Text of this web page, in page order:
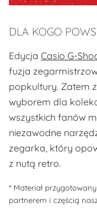
DLA KOGO
Edycja Casio G-
fuzja
popkultury. Zatem
wyborem dla
wszystkich fanów
niezawodne
zegarka, który
z nutą retro.
* Materiał
partnerem i częścią